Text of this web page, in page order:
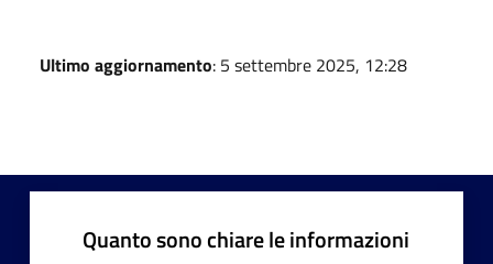
Ultimo aggiornamento: 5 settembre 2025, 12:28
Quanto sono chiare le informazioni